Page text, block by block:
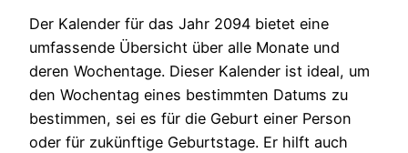
Der Kalender für das Jahr 2094 bietet eine
umfassende Übersicht über alle Monate und
deren Wochentage. Dieser Kalender ist ideal, um
den Wochentag eines bestimmten Datums zu
bestimmen, sei es für die Geburt einer Person
oder für zukünftige Geburtstage. Er hilft auch